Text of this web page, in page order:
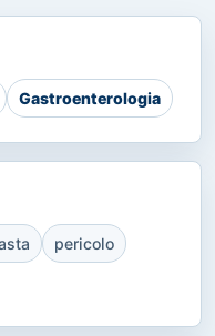
Gastroenterologia
pericolo